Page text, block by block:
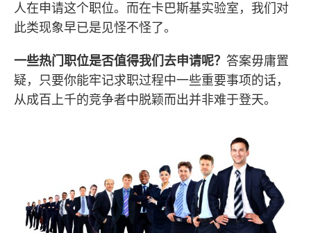
人在申请这个职位。而在卡巴斯基实验室，我们对
此类现象早已是见怪不怪了。
一些热门职位是否值得我们去申请呢？ 答案毋庸置
疑，只要你能牢记求职过程中一些重要事项的话，
从成百上千的竞争者中脱颖而出并非难于登天。